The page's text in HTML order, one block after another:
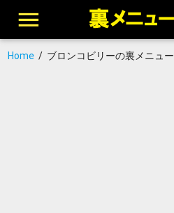
Home/ ブロンコビリーの裏メニュー